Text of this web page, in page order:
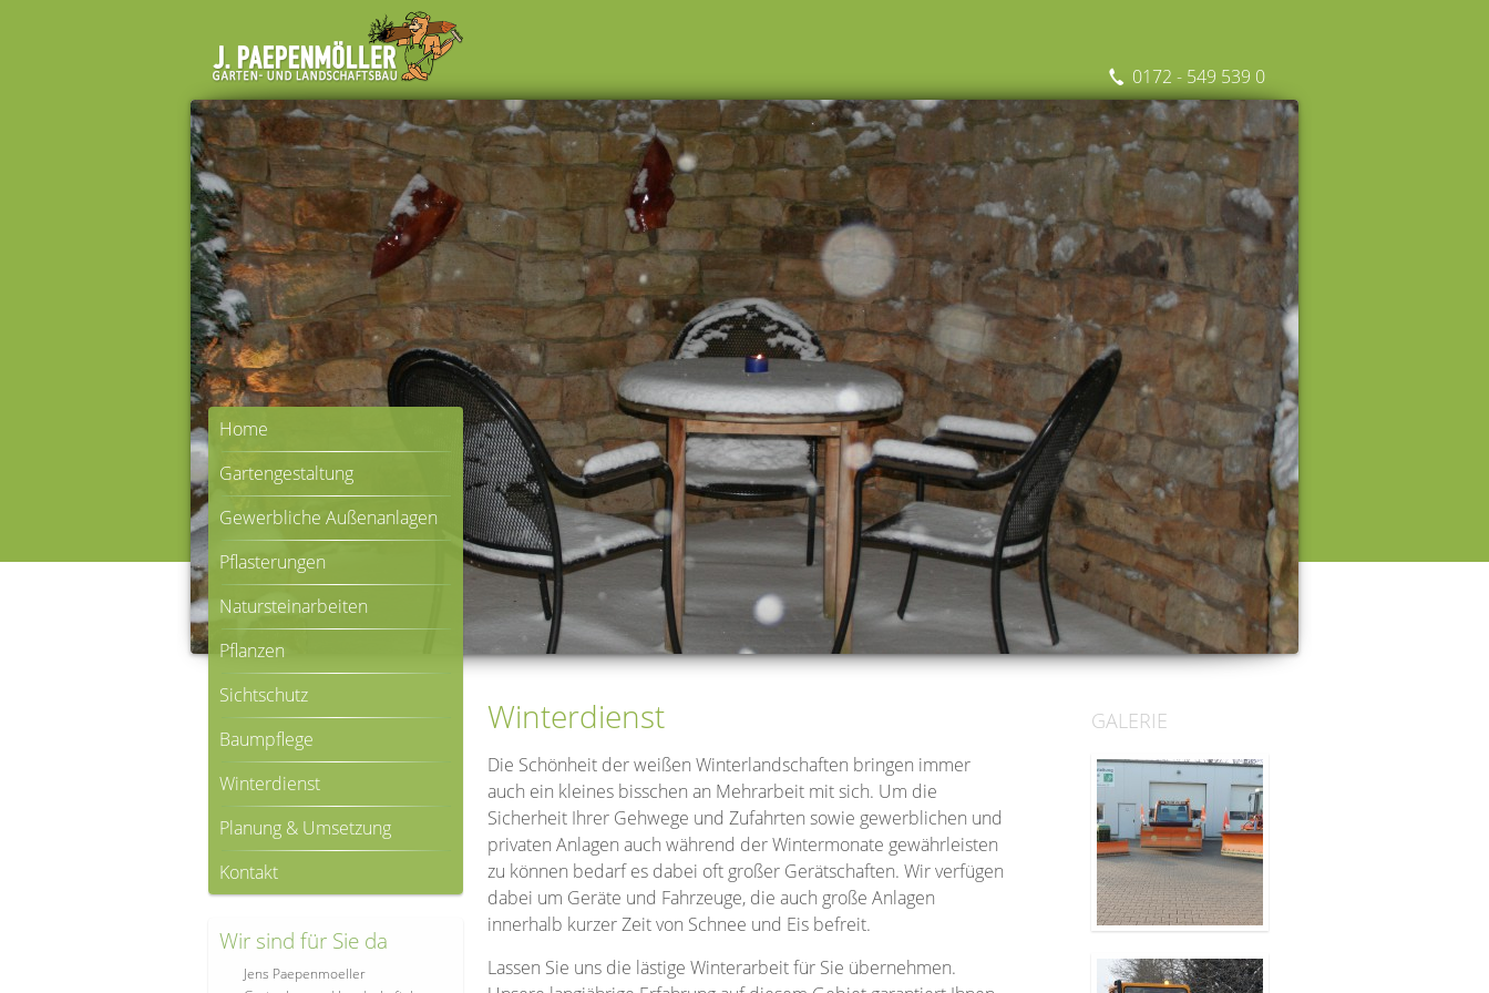
0172 - 549 539 0
GALERIE
Winterdienst
Die Schönheit der weißen Winterlandschaften bringen immer
auch ein kleines bisschen an Mehrarbeit mit sich. Um die
Sicherheit Ihrer Gehwege und Zufahrten sowie gewerblichen und
privaten Anlagen auch während der Wintermonate gewährleisten
zu können bedarf es dabei oft großer Gerätschaften. Wir verfügen
dabei um Geräte und Fahrzeuge, die auch große Anlagen
innerhalb kurzer Zeit von Schnee und Eis befreit.
Lassen Sie uns die lästige Winterarbeit für Sie übernehmen.
Home
Gartengestaltung
Gewerbliche Außenanlagen
Pflasterungen
Natursteinarbeiten
Pflanzen
Sichtschutz
Baumpflege
Winterdienst
Planung & Umsetzung
Kontakt
Wir sind für Sie da
Jens Paepenmoeller